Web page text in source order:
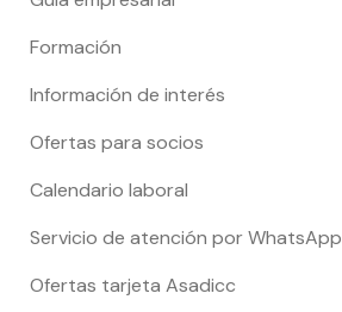
Formación
Información de interés
Ofertas para socios
Calendario laboral
Servicio de atención por WhatsApp
Ofertas tarjeta Asadicc